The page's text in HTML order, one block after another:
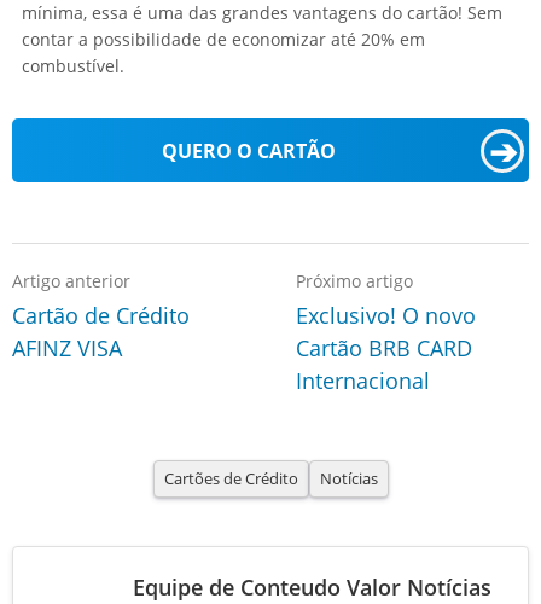
mínima, essa é uma das grandes vantagens do cartão! Sem
contar a possibilidade de economizar até 20% em
combustível.
QUERO O CARTÃO ➔
Artigo anterior
Cartão de Crédito
AFINZ VISA
Próximo artigo
Exclusivo! O novo
Cartão BRB CARD
Internacional
Cartões de Crédito Notícias
Equipe de Conteudo Valor Notícias